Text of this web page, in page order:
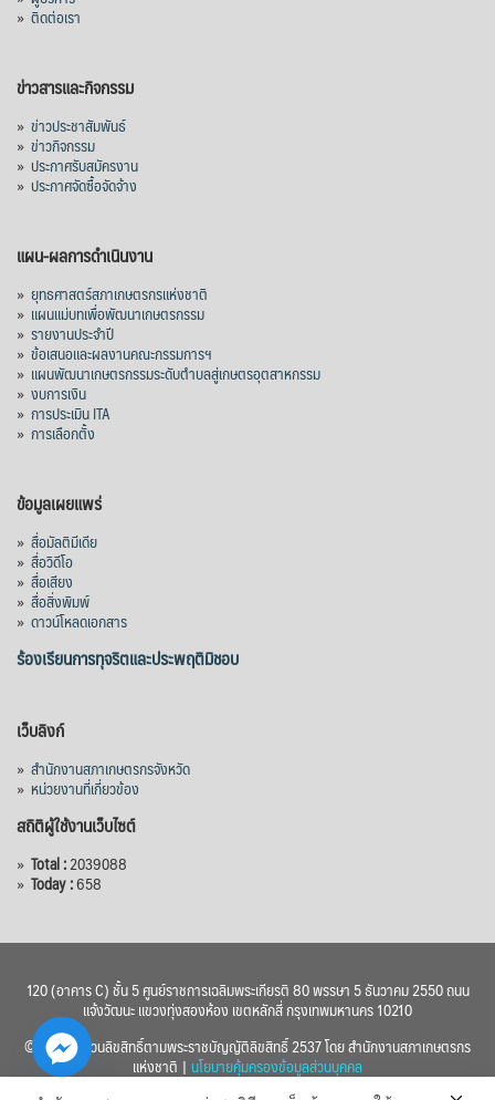
» ติดต่อเรา
ข่าวสารและกิจกรรม
» ข่าวประชาสัมพันธ์
» ข่าวกิจกรรม
» ประกาศรับสมัครงาน
» ประกาศจัดซื้อจัดจ้าง
แผน-ผลการดำเนินงาน
» ยุทธศาสตร์สภาเกษตรกรแห่งชาติ
» แผนแม่บทเพื่อพัฒนาเกษตรกรรม
» รายงานประจำปี
» ข้อเสนอและผลงานคณะกรรมการฯ
» แผนพัฒนาเกษตรกรรมระดับตำบลสู่เกษตรอุตสาหกรรม
» งบการเงิน
» การประเมิน ITA
» การเลือกตั้ง
ข้อมูลเผยแพร่
» สื่อมัลติมีเดีย
» สื่อวิดีโอ
» สื่อเสียง
» สื่อสิ่งพิมพ์
» ดาวน์โหลดเอกสาร
ร้องเรียนการทุจริตและประพฤติมิชอบ
เว็บลิงก์
» สำนักงานสภาเกษตรกรจังหวัด
» หน่วยงานที่เกี่ยวข้อง
สถิติผู้ใช้งานเว็บไซต์
» Total :2039088
» Today :658
120 (อาคาร C) ชั้น 5 ศูนย์ราชการเฉลิมพระเกียรติ 80 พรรษา 5 ธันวาคม 2550 ถนน
แจ้งวัฒนะ แขวงทุ่งสองห้อง เขตหลักสี่ กรุงเทพมหานคร 10210
© 2560 สงวนลิขสิทธิ์ตามพระราชบัญญัติลิขสิทธิ์ 2537 โดย สำนักงานสภาเกษตรกร
แห่งชาติ | นโยบายคุ้มครองข้อมูลส่วนบุคคล